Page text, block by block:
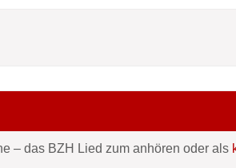
– das BZH Lied zum anhören oder als